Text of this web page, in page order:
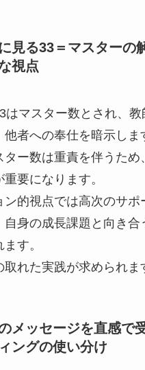
見る33＝マスターの
視点
はマスター数とされ、教
者への奉仕を暗示しま
ター数は重責を伴うため
要になります。
ン的視点では高次のサポ
自身の成長課題と向き合
す。
れた実践が求められま
メッセージを直感で
ングの使い分け